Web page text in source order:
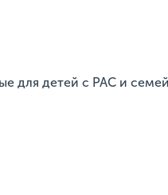
для детей с РАС и